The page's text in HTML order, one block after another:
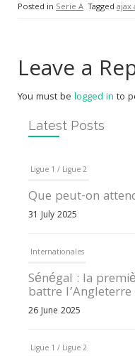
Posted in Serie A Tagged ajax
Leave a
You must be logged in to
Latest Posts
Ligue 1 / Ligue 2
Que peut-on
31 July 2025
Internationales
Sénégal : la
battre l’Angleterre
26 June 2025
Ligue 1 / Ligue 2